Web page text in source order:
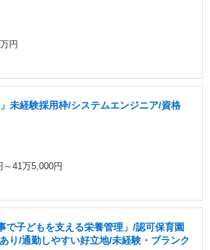
円
未経験採用枠/システムエンジニア/資格
～41万5,000円
で子どもを支える栄養管理」/認可保育園
り/通勤しやすい好立地/未経験・ブランク